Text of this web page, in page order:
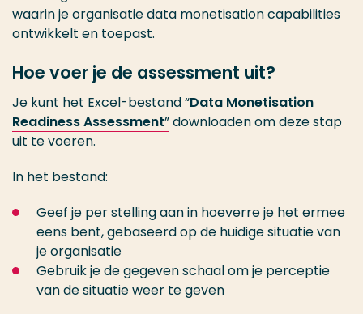
waarin je organisatie data monetisation capabilities
ontwikkelt en toepast.
Hoe voer je de assessment uit?
Je kunt het Excel-bestand“Data Monetisation
Readiness Assessment”downloaden om deze stap
uit te voeren.
In het bestand:
Geef je per stelling aan in hoeverre je het ermee
eens bent, gebaseerd op de huidige situatie van
je organisatie
Gebruik je de gegeven schaal om je perceptie
van de situatie weer te geven